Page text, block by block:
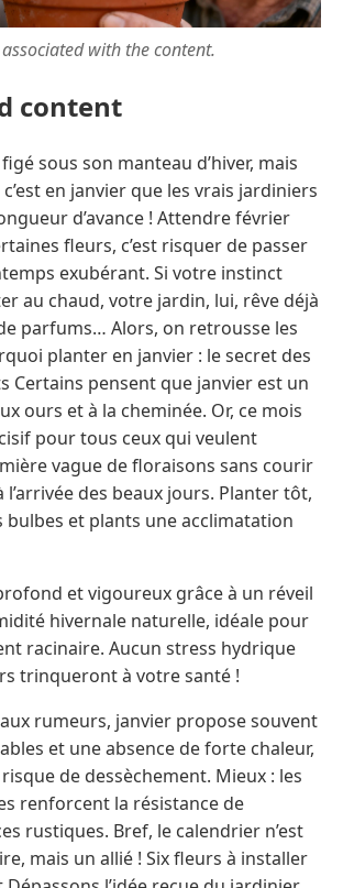
with the content.
content
sous son manteau d’hiver, mais
en janvier que les vrais jardiniers
d’avance ! Attendre février
fleurs, c’est risquer de passer
exubérant. Si votre instinct
au chaud, votre jardin, lui, rêve déjà
parfums… Alors, on retrousse les
planter en janvier : le secret des
Certains pensent que janvier est un
ours et à la cheminée. Or, ce mois
pour tous ceux qui veulent
vague de floraisons sans courir
l’arrivée des beaux jours. Planter tôt,
bulbes et plants une acclimatation
et vigoureux grâce à un réveil
hivernale naturelle, idéale pour
racinaire. Aucun stress hydrique
trinqueront à votre santé !
rumeurs, janvier propose souvent
et une absence de forte chaleur,
de dessèchement. Mieux : les
renforcent la résistance de
rustiques. Bref, le calendrier n’est
mais un allié ! Six fleurs à installer